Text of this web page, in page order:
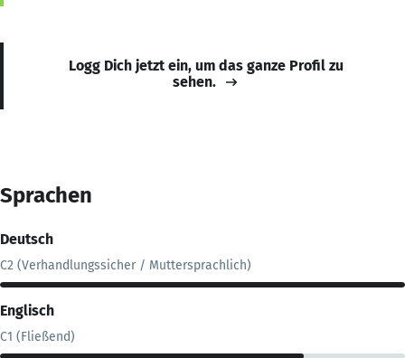
Logg Dich jetzt ein, um das ganze Profil zu
sehen.
Sprachen
Deutsch
C2 (Verhandlungssicher / Muttersprachlich)
Englisch
C1 (Fließend)